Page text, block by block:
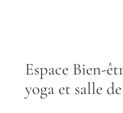
Espace Bien-
yoga et salle